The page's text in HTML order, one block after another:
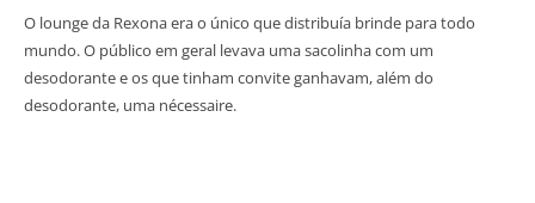
O lounge da Rexona era o único que distribuía brinde para todo
mundo. O público em geral levava uma sacolinha com um
desodorante e os que tinham convite ganhavam, além do
desodorante, uma nécessaire.